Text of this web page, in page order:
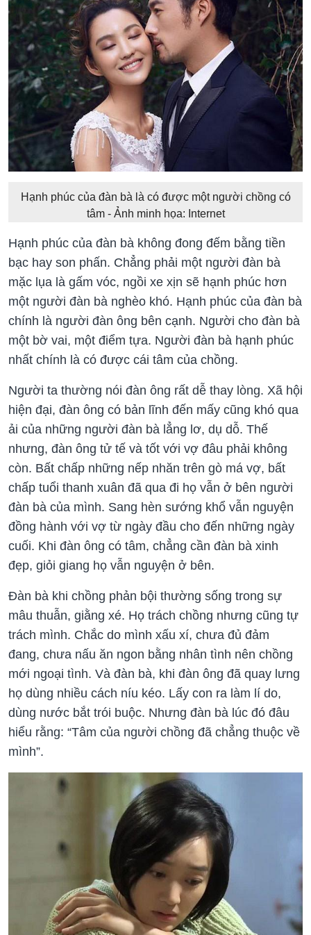
Hạnh phúc của đàn bà là có được một người chồng có
tâm - Ảnh minh họa: Internet
Hạnh phúc của đàn bà không đong đếm bằng tiền
bạc hay son phấn. Chẳng phải một người đàn bà
mặc lụa là gấm vóc, ngồi xe xịn sẽ hạnh phúc hơn
một người đàn bà nghèo khó. Hạnh phúc của đàn bà
chính là người đàn ông bên cạnh. Người cho đàn bà
một bờ vai, một điểm tựa. Người đàn bà hạnh phúc
nhất chính là có được cái tâm của chồng.
Người ta thường nói đàn ông rất dễ thay lòng. Xã hội
hiện đại, đàn ông có bản lĩnh đến mấy cũng khó qua
ải của những người đàn bà lẳng lơ, dụ dỗ. Thế
nhưng, đàn ông tử tế và tốt với vợ đâu phải không
còn. Bất chấp những nếp nhăn trên gò má vợ, bất
chấp tuổi thanh xuân đã qua đi họ vẫn ở bên người
đàn bà của mình. Sang hèn sướng khổ vẫn nguyện
đồng hành với vợ từ ngày đầu cho đến những ngày
cuối. Khi đàn ông có tâm, chẳng cần đàn bà xinh
đẹp, giỏi giang họ vẫn nguyện ở bên.
Đàn bà khi chồng phản bội thường sống trong sự
mâu thuẫn, giằng xé. Họ trách chồng nhưng cũng tự
trách mình. Chắc do mình xấu xí, chưa đủ đảm
đang, chưa nấu ăn ngon bằng nhân tình nên chồng
mới ngoại tình. Và đàn bà, khi đàn ông đã quay lưng
họ dùng nhiều cách níu kéo. Lấy con ra làm lí do,
dùng nước bắt trói buộc. Nhưng đàn bà lúc đó đâu
hiểu rằng: “Tâm của người chồng đã chẳng thuộc về
mình”.